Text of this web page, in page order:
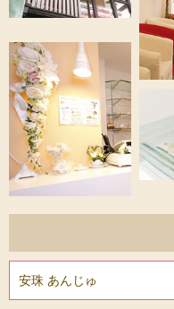
安珠 あんじゅ